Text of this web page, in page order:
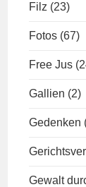
Filz (23)
Fotos (67)
Free Jus
Gallien (2)
Gedenken
Gewalt